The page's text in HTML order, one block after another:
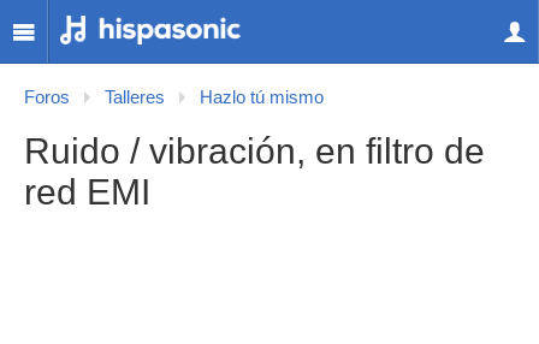
Foros Talleres Hazlo tú mismo
Ruido / vibración, en filtro de
red EMI